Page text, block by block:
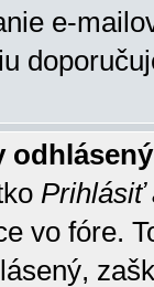
e-
Prihlásiť
vo fóre.